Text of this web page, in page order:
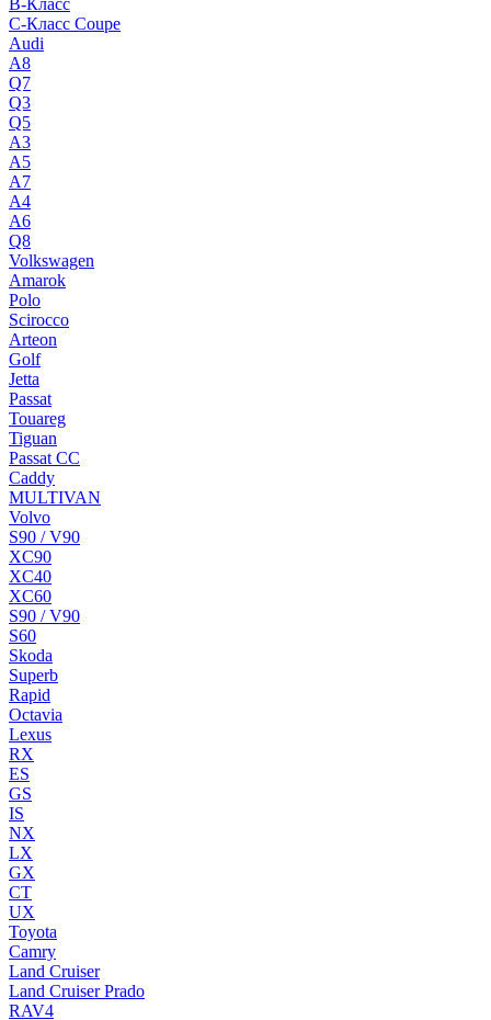
B-Класс
C-Класс Coupe
Audi
A8
Q7
Q3
Q5
A3
A5
A7
A4
A6
Q8
Volkswagen
Amarok
Polo
Scirocco
Arteon
Golf
Jetta
Passat
Touareg
Tiguan
Passat CC
Caddy
MULTIVAN
Volvo
S90 / V90
XC90
XC40
XC60
S90 / V90
S60
Skoda
Superb
Rapid
Octavia
Lexus
RX
ES
GS
IS
NX
LX
GX
CT
UX
Toyota
Camry
Land Cruiser
Land Cruiser Prado
RAV4